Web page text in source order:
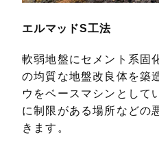
エルマッドS工法
軟弱地盤にセメント系固
の均質な地盤改良体を築
ウをベースマシンとして
に制限がある場所などの
きます。